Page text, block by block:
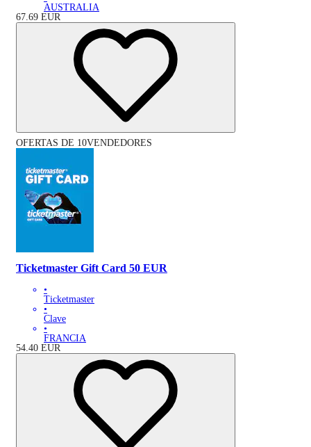
AUSTRALIA
67.69 EUR
OFERTAS DE 10VENDEDORES
Ticketmaster Gift Card 50 EUR
•
Ticketmaster
•
Clave
•
FRANCIA
54.40 EUR